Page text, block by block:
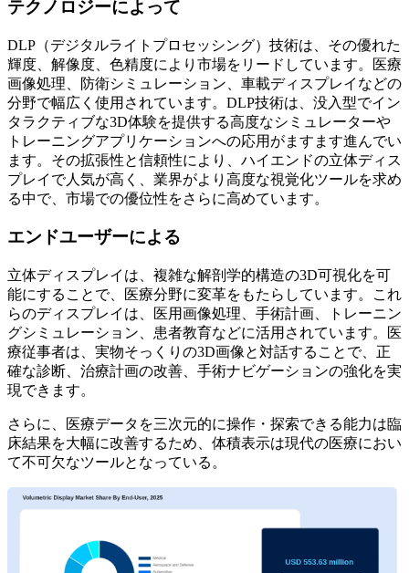
テクノロジーによって
DLP（デジタルライトプロセッシング）技術は、その優れた
輝度、解像度、色精度により市場をリードしています。医療
画像処理、防衛シミュレーション、車載ディスプレイなどの
分野で幅広く使用されています。DLP技術は、没入型でイン
タラクティブな3D体験を提供する高度なシミュレーターや
トレーニングアプリケーションへの応用がますます進んでい
ます。その拡張性と信頼性により、ハイエンドの立体ディス
プレイで人気が高く、業界がより高度な視覚化ツールを求め
る中で、市場での優位性をさらに高めています。
エンドユーザーによる
立体ディスプレイは、複雑な解剖学的構造の3D可視化を可
能にすることで、医療分野に変革をもたらしています。これ
らのディスプレイは、医用画像処理、手術計画、トレーニン
グシミュレーション、患者教育などに活用されています。医
療従事者は、実物そっくりの3D画像と対話することで、正
確な診断、治療計画の改善、手術ナビゲーションの強化を実
現できます。
さらに、医療データを三次元的に操作・探索できる能力は臨
床結果を大幅に改善するため、体積表示は現代の医療におい
て不可欠なツールとなっている。